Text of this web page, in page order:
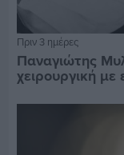
Πριν 3 ημέρες
Παναγιώτης
χειρουργική